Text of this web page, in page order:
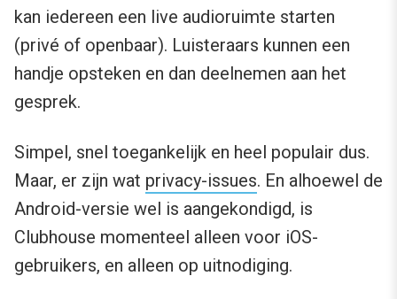
kan iedereen een live audioruimte starten
(privé of openbaar). Luisteraars kunnen een
handje opsteken en dan deelnemen aan het
gesprek.
Simpel, snel toegankelijk en heel populair dus.
Maar, er zijn wat privacy-issues. En alhoewel de
Android-versie wel is aangekondigd, is
Clubhouse momenteel alleen voor iOS-
gebruikers, en alleen op uitnodiging.